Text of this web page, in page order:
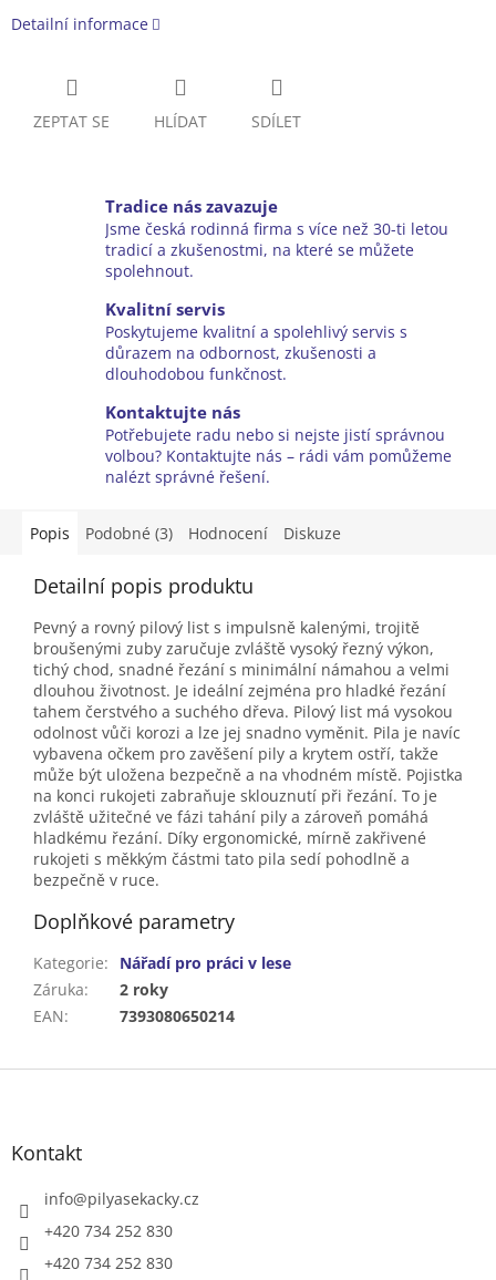
Detailní informace
ZEPTAT SE HLÍDAT SDÍLET
Tradice nás zavazuje
Jsme česká rodinná firma s více než 30-ti letou
tradicí a zkušenostmi, na které se můžete
spolehnout.
Kvalitní servis
Poskytujeme kvalitní a spolehlivý servis s
důrazem na odbornost, zkušenosti a
dlouhodobou funkčnost.
Kontaktujte nás
Potřebujete radu nebo si nejste jistí správnou
volbou? Kontaktujte nás – rádi vám pomůžeme
nalézt správné řešení.
Popis Podobné (3) Hodnocení Diskuze
Detailní popis produktu
Pevný a rovný pilový list s impulsně kalenými, trojitě
broušenými zuby zaručuje zvláště vysoký řezný výkon,
tichý chod, snadné řezání s minimální námahou a velmi
dlouhou životnost. Je ideální zejména pro hladké řezání
tahem čerstvého a suchého dřeva. Pilový list má vysokou
odolnost vůči korozi a lze jej snadno vyměnit. Pila je navíc
vybavena očkem pro zavěšení pily a krytem ostří, takže
může být uložena bezpečně a na vhodném místě. Pojistka
na konci rukojeti zabraňuje sklouznutí při řezání. To je
zvláště užitečné ve fázi tahání pily a zároveň pomáhá
hladkému řezání. Díky ergonomické, mírně zakřivené
rukojeti s měkkým částmi tato pila sedí pohodlně a
bezpečně v ruce.
Doplňkové parametry
Kategorie:
Nářadí pro práci v lese
Záruka:
2 roky
EAN: 7393080650214
Z
Kontakt
info@pilyasekacky.cz
+420 734 252 830
+420 734 252 830